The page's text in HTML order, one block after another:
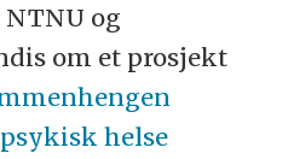
og
om et prosjekt
helse